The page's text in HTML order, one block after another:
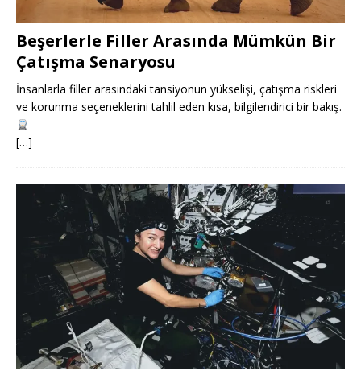
Beşerlerle Filler Arasında Mümkün Bir
Çatışma Senaryosu
İnsanlarla filler arasındaki tansiyonun yükselişi, çatışma riskleri
ve korunma seçeneklerini tahlil eden kısa, bilgilendirici bir bakış.
[…]